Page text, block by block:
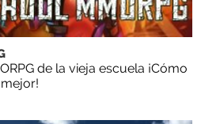
de la vieja escuela ¡Cómo